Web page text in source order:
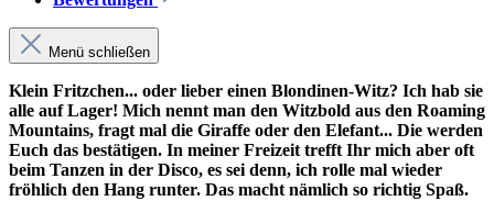
Menü schließen
Klein Fritzchen... oder lieber einen Blondinen-Witz? Ich hab sie
alle auf Lager! Mich nennt man den Witzbold aus den Roaming
Mountains, fragt mal die Giraffe oder den Elefant... Die werden
Euch das bestätigen. In meiner Freizeit trefft Ihr mich aber oft
beim Tanzen in der Disco, es sei denn, ich rolle mal wieder
fröhlich den Hang runter. Das macht nämlich so richtig Spaß.